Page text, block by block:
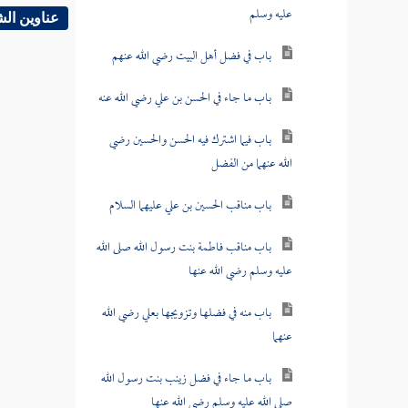
عليه وسلم
باب في فضل أهل البيت رضي الله عنهم
باب ما جاء في الحسن بن علي رضي الله عنه
باب فيما اشترك فيه الحسن والحسين رضي
الله عنهما من الفضل
باب مناقب الحسين بن علي عليهما السلام
باب مناقب فاطمة بنت رسول الله صلى الله
عليه وسلم رضي الله عنها
باب منه في فضلها وتزويجها بعلي رضي الله
عنهما
باب ما جاء في فضل زينب بنت رسول الله
عناوين